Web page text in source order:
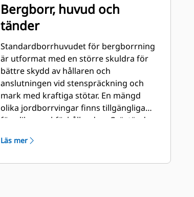
Bergborr, huvud och
tänder
Standardborrhuvudet för bergborrning
är utformat med en större skuldra för
bättre skydd av hållaren och
anslutningen vid stenspräckning och
mark med kraftiga stötar. En mängd
olika jordborrvingar finns tillgängliga
för olika markförhållanden. Grävtänder
kilformade tänder för innerdelarna.
Läs mer